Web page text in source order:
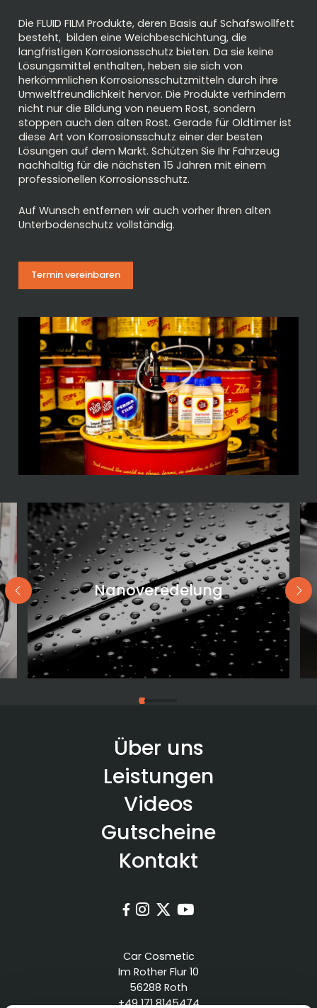
Die FLUID FILM Produkte, deren Basis auf Schafswollfett
besteht, bilden eine Weichbeschichtung, die
langfristigen Korrosionsschutz bieten. Da sie keine
Lösungsmittel enthalten, heben sie sich von
herkömmlichen Korrosionsschutzmitteln durch ihre
Umweltfreundlichkeit hervor. Die Produkte verhindern
nicht nur die Bildung von neuem Rost, sondern
stoppen auch den alten Rost. Gerade für Oldtimer ist
diese Art von Korrosionsschutz einer der besten
Lösungen auf dem Markt. Schützen Sie Ihr Fahrzeug
nachhaltig für die nächsten 15 Jahren mit einem
professionellen Korrosionsschutz.
Auf Wunsch entfernen wir auch vorher Ihren alten
Unterbodenschutz vollständig.
Termin vereinbaren
Nanoveredelung
Über uns
Leistungen
Videos
Gutscheine
Kontakt
   
Car Cosmetic
Im Rother Flur 10
56288 Roth
+49 171 8145474